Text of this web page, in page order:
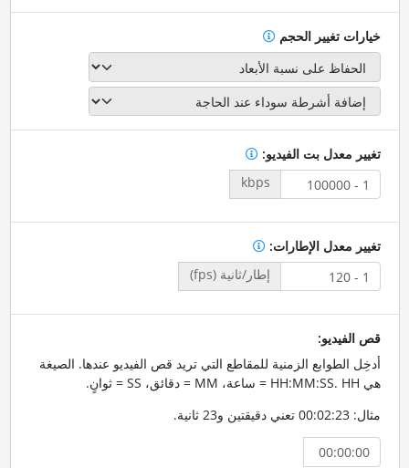
خيارات تغيير الحجم
تغيير معدل بت الفيديو:
kbps
تغيير معدل الإطارات:
إطار/ثانية (fps)
قص الفيديو:
أدخِل الطوابع الزمنية للمقاطع التي تريد قص الفيديو عندها. الصيغة
هي HH:MM:SS. HH = ساعة، MM = دقائق، SS = ثوانٍ.
مثال: 00:02:23 تعني دقيقتين و23 ثانية.